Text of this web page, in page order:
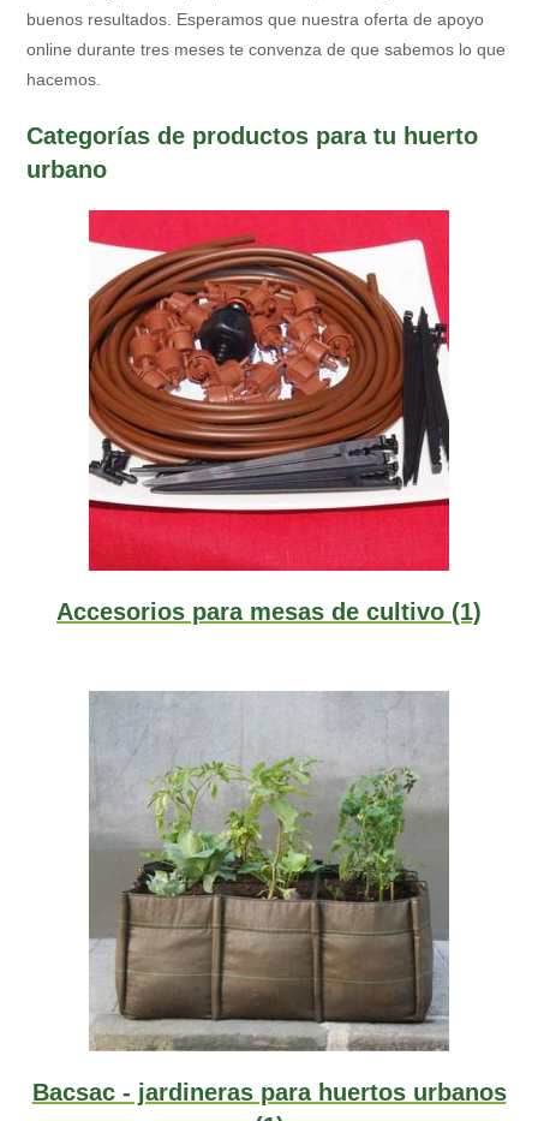
buenos resultados. Esperamos que nuestra oferta de apoyo
online durante tres meses te convenza de que sabemos lo que
hacemos.
Categorías de productos para tu huerto
urbano
Accesorios para mesas de cultivo (1)
Bacsac - jardineras para huertos urbanos